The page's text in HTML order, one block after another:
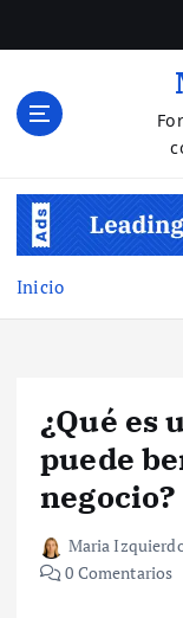
Inicio
¿Qué es
puede
negocio?
Maria
0 Comentarios